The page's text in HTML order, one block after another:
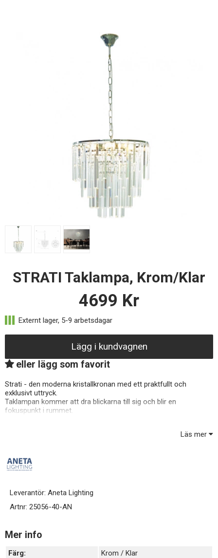
STRATI Taklampa, Krom/Klar
4699 Kr
Lägg i kundvagnen
eller lägg som favorit
Strati - den moderna kristallkronan med ett praktfullt och
exklusivt uttryck.
Taklampan kommer att dra blickarna till sig och blir en
fokuspunkt i rummet.
Ljuskällor och lamppropp ingår ej, köps separat.
Läs mer
Leverantör: Aneta Lighting
Artnr: 25056-40-AN
Mer info
Färg:
Krom / Klar